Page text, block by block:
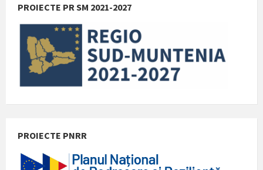
PROIECTE PR SM 2021-2027
PROIECTE PNRR